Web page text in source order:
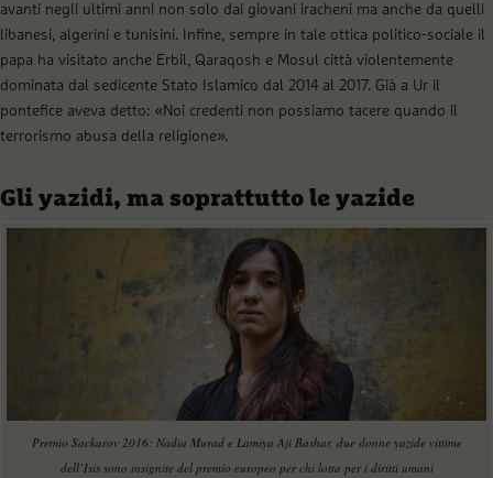
avanti negli ultimi anni non solo dai giovani iracheni ma anche da quelli
libanesi, algerini e tunisini. Infine, sempre in tale ottica politico-sociale il
papa ha visitato anche Erbil, Qaraqosh e Mosul città violentemente
dominata dal sedicente Stato Islamico dal 2014 al 2017. Già a Ur il
pontefice aveva detto: «Noi credenti non possiamo tacere quando il
terrorismo abusa della religione».
Gli yazidi, ma soprattutto le yazide
Premio Sackarov 2016: Nadia Murad e Lamiya Aji Bashar, due donne yazide vittime
dell’Isis sono insignite del premio europeo per chi lotta per i diritti umani